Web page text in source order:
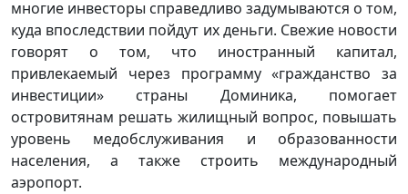
многие инвесторы справедливо задумываются о том,
куда впоследствии пойдут их деньги. Свежие новости
говорят о том, что иностранный капитал,
привлекаемый через программу «гражданство за
инвестиции» страны Доминика, помогает
островитянам решать жилищный вопрос, повышать
уровень медобслуживания и образованности
населения, а также строить международный
аэропорт.